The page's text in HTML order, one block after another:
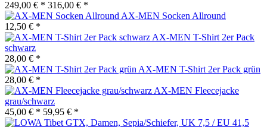
249,00 € * 316,00 € *
AX-MEN Socken Allround
12,50 € *
AX-MEN T-Shirt 2er Pack
schwarz
28,00 € *
AX-MEN T-Shirt 2er Pack grün
28,00 € *
AX-MEN Fleecejacke
grau/schwarz
45,00 € * 59,95 € *